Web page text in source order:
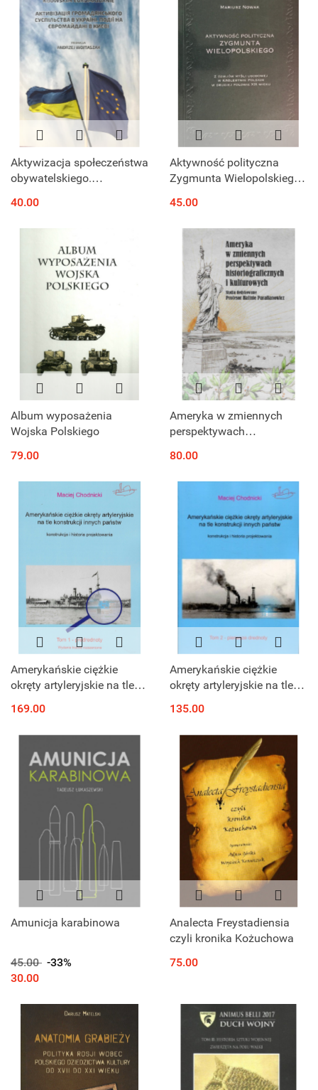
Aktywizacja społeczeństwa
obywatelskiego.
euromajdanie
40.00
Aktywność polityczna
Zygmunta Wielopolskiego.
w Królestwie Polskim w
drugiej połowie XIX wieku
45.00
Album wyposażenia
Wojska Polskiego
79.00
Ameryka w zmiennych
perspektywach
kulturowych. Studia
dedykowane Profesor
Halinie Parafianowicz
80.00
Amerykańskie ciężkie
okręty artyleryjskie na tle
Konstrukcja i historia
projektowania T.1
169.00
Amerykańskie ciężkie
okręty artyleryjskie na tle
Konstrukcja i historia
projektowania Tom 2
135.00
Amunicja karabinowa
45.00 -33%
30.00
Analecta Freystadiensia
czyli kronika Kożuchowa
75.00